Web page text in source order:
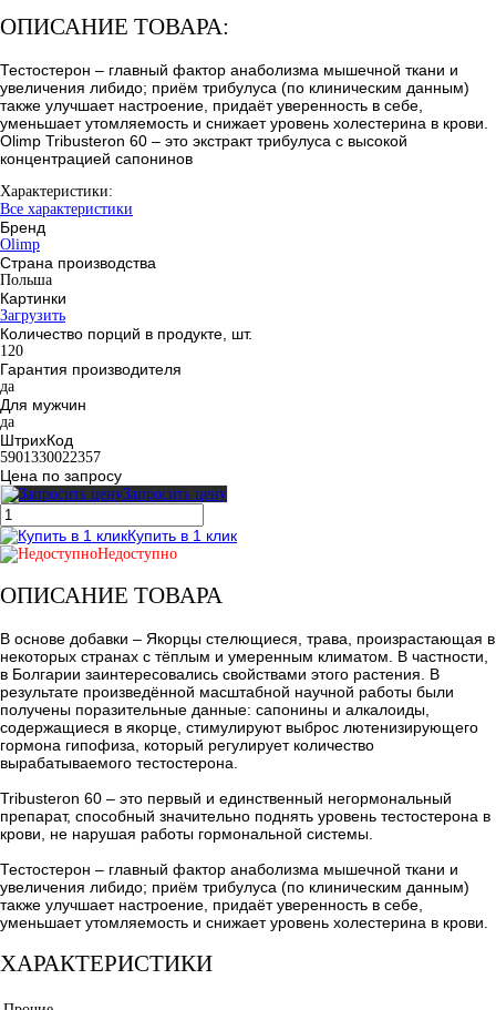
ОПИСАНИЕ ТОВАРА:
Тестостерон – главный фактор анаболизма мышечной ткани и
увеличения либидо; приём трибулуса (по клиническим данным)
также улучшает настроение, придаёт уверенность в себе,
уменьшает утомляемость и снижает уровень холестерина в крови.
Olimp Tribusteron 60 – это экстракт трибулуса с высокой
концентрацией сапонинов
Характеристики:
Все характеристики
Бренд
Olimp
Страна производства
Польша
Картинки
Загрузить
Количество порций в продукте, шт.
120
Гарантия производителя
да
Для мужчин
да
ШтрихКод
5901330022357
Цена по запросу
Запросить цену
Купить в 1 клик
Недоступно
ОПИСАНИЕ ТОВАРА
В основе добавки – Якорцы стелющиеся, трава, произрастающая в
некоторых странах с тёплым и умеренным климатом. В частности,
в Болгарии заинтересовались свойствами этого растения. В
результате произведённой масштабной научной работы были
получены поразительные данные: сапонины и алкалоиды,
содержащиеся в якорце, стимулируют выброс лютенизирующего
гормона гипофиза, который регулирует количество
вырабатываемого тестостерона.
Tribusteron 60 – это первый и единственный негормональный
препарат, способный значительно поднять уровень тестостерона в
крови, не нарушая работы гормональной системы.
Тестостерон – главный фактор анаболизма мышечной ткани и
увеличения либидо; приём трибулуса (по клиническим данным)
также улучшает настроение, придаёт уверенность в себе,
уменьшает утомляемость и снижает уровень холестерина в крови.
ХАРАКТЕРИСТИКИ